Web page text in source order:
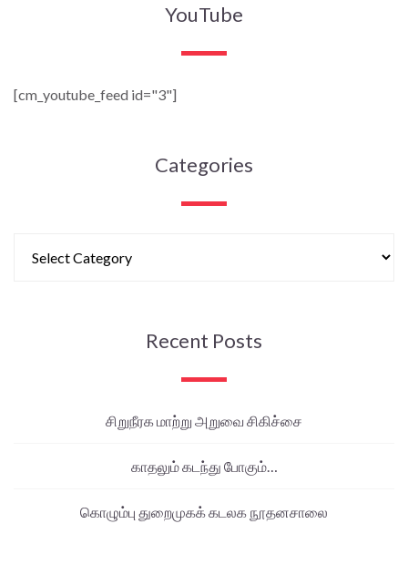
YouTube
[cm_youtube_feed id="3"]
Categories
Recent Posts
சிறுநீரக மாற்று அறுவை சிகிச்சை
காதலும் கடந்து போகும்…
கொழும்பு துறைமுகக் கடலக நூதனசாலை